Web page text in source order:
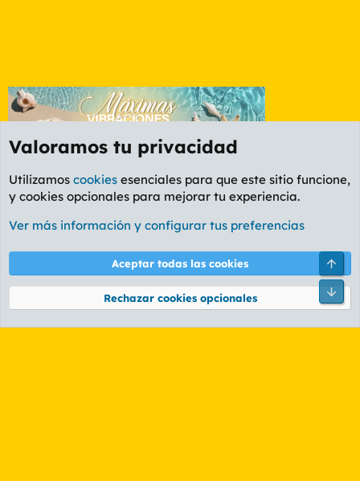
Etiquetas
Cookies
PL OLDSTYLE AMARILLO
Términos y reglas Política de privacidad Ayuda
Community platform by XenForo® © 2010-2026 XenForo Ltd.
Valoramos tu privacidad
Utilizamos cookies esenciales para que este sitio funcione,
y cookies opcionales para mejorar tu experiencia.
Ver más información y configurar tus preferencias
Aceptar todas las cookies
Rechazar cookies opcionales
Pie